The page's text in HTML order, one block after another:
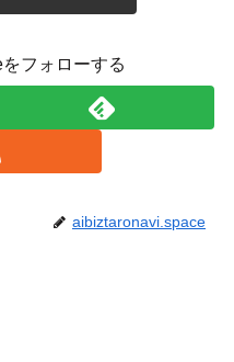
フォローする
aibiztaronavi.space